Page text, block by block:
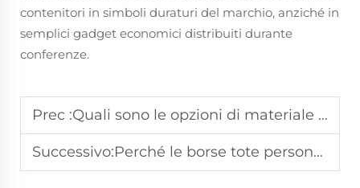
contenitori in simboli duraturi del marchio, anziché in
semplici gadget economici distribuiti durante
conferenze.
Prec :Quali sono le opzioni di materiale per sacchetti con chiusura lampo ecologici
Successivo:Perché le borse tote personalizzate sono uno strumento potente per aumentare la consapevolezza del brand